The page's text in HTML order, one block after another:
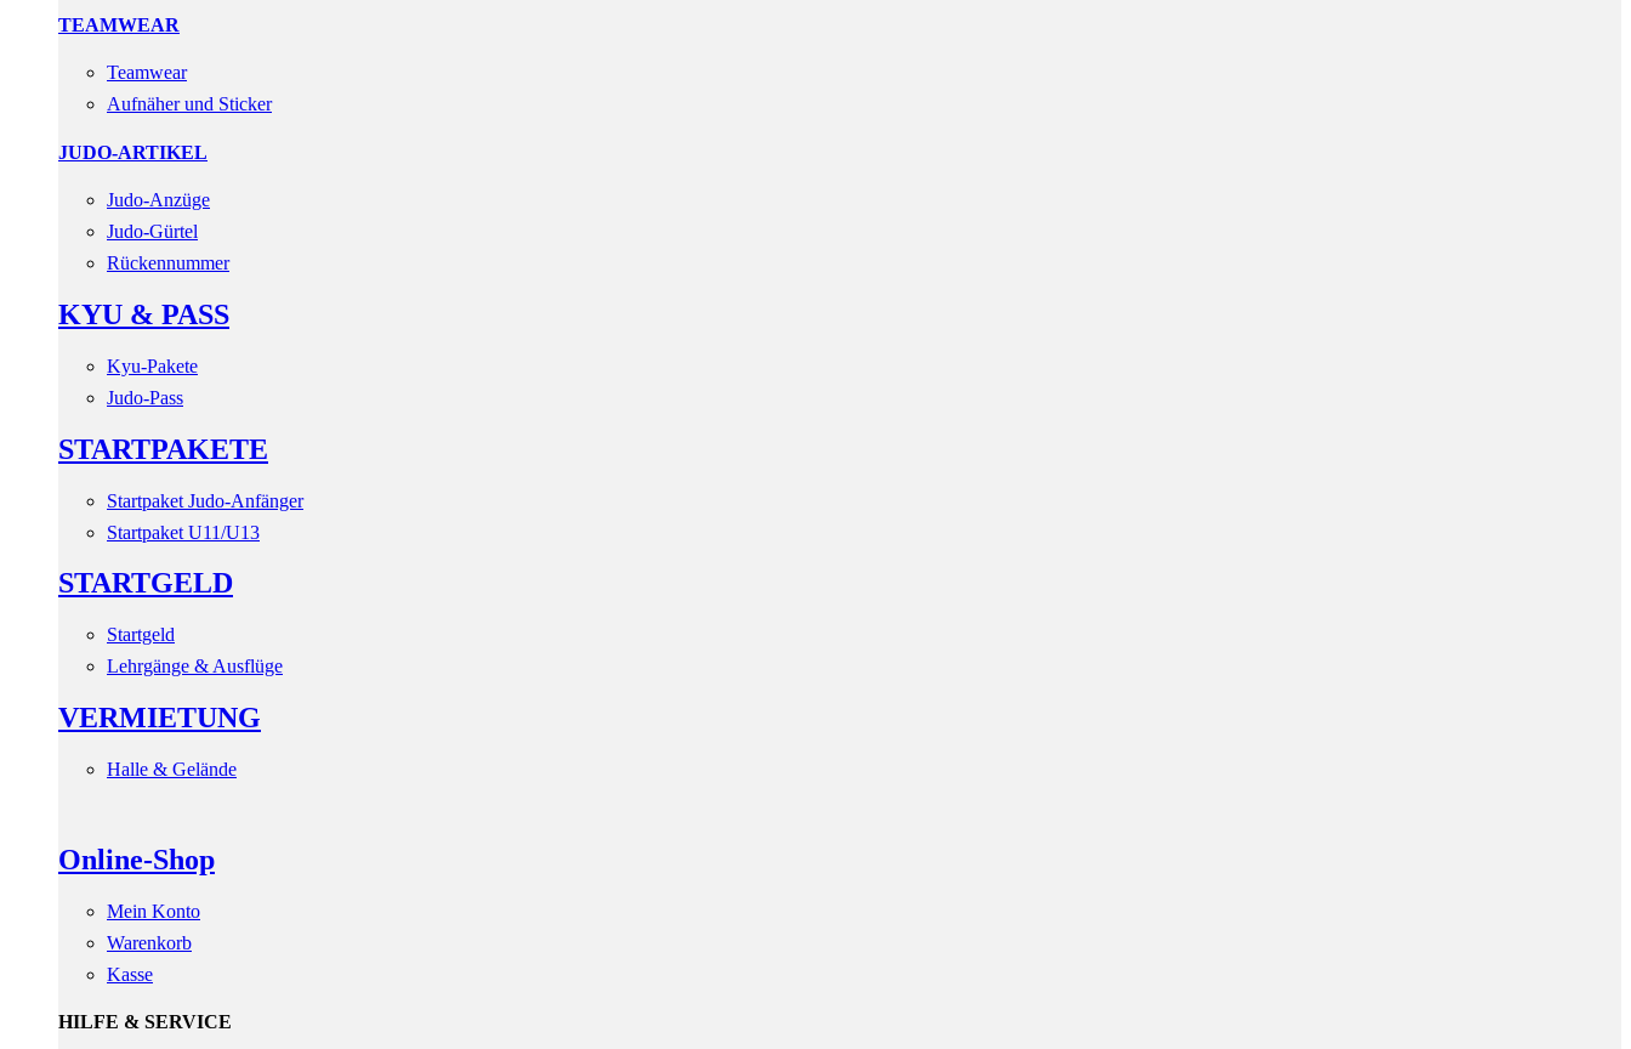
TEAMWEAR
Teamwear
Aufnäher und Sticker
JUDO-ARTIKEL
Judo-Anzüge
Judo-Gürtel
Rückennummer
KYU & PASS
Kyu-Pakete
Judo-Pass
STARTPAKETE
Startpaket Judo-Anfänger
Startpaket U11/U13
STARTGELD
Startgeld
Lehrgänge & Ausflüge
VERMIETUNG
Halle & Gelände
Online-Shop
Mein Konto
Warenkorb
Kasse
HILFE & SERVICE